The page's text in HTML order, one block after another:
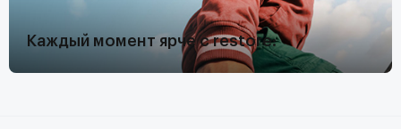
Каждый момент ярче с restore: